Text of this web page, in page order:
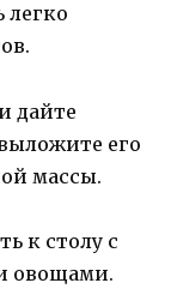
легко
дайте
его
массы.
к столу с
овощами.